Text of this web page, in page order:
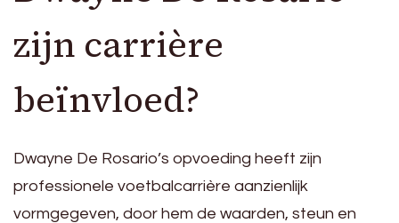
zijn carrière
beïnvloed?
Dwayne De Rosario’s opvoeding heeft zijn
professionele voetbalcarrière aanzienlijk
vormgegeven, door hem de waarden, steun en